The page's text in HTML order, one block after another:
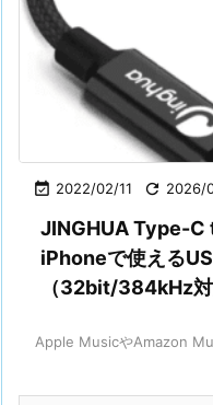
 2022/02/11  2026/
JINGHUA Type-C
iPhoneで使える
（32bit/384kHz対
Apple MusicやAmazon